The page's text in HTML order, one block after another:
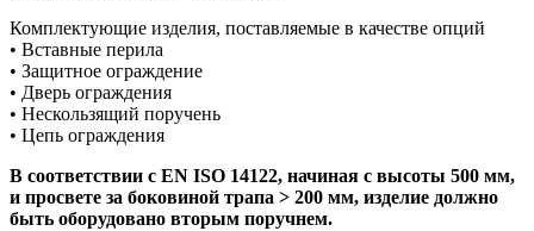
Комплектующие изделия, поставляемые в качестве опций
• Вставные перила
• Защитное ограждение
• Дверь ограждения
• Нескользящий поручень
• Цепь ограждения
В соответствии с EN ISO 14122, начиная с высоты 500 мм,
и просвете за боковиной трапа > 200 мм, изделие должно
быть оборудовано вторым поручнем.